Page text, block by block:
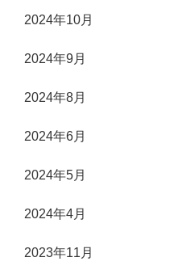
2024年10月
2024年9月
2024年8月
2024年6月
2024年5月
2024年4月
2023年11月